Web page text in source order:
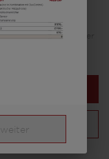
Bilder dienen
Modellen oder